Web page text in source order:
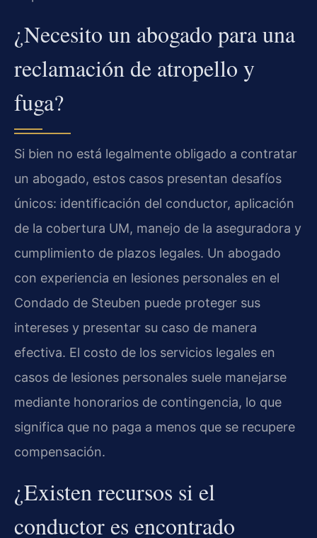
¿Necesito un abogado para una
reclamación de atropello y
fuga?
Si bien no está legalmente obligado a contratar
un abogado, estos casos presentan desafíos
únicos: identificación del conductor, aplicación
de la cobertura UM, manejo de la aseguradora y
cumplimiento de plazos legales. Un abogado
con experiencia en lesiones personales en el
Condado de Steuben puede proteger sus
intereses y presentar su caso de manera
efectiva. El costo de los servicios legales en
casos de lesiones personales suele manejarse
mediante honorarios de contingencia, lo que
significa que no paga a menos que se recupere
compensación.
¿Existen recursos si el
conductor es encontrado